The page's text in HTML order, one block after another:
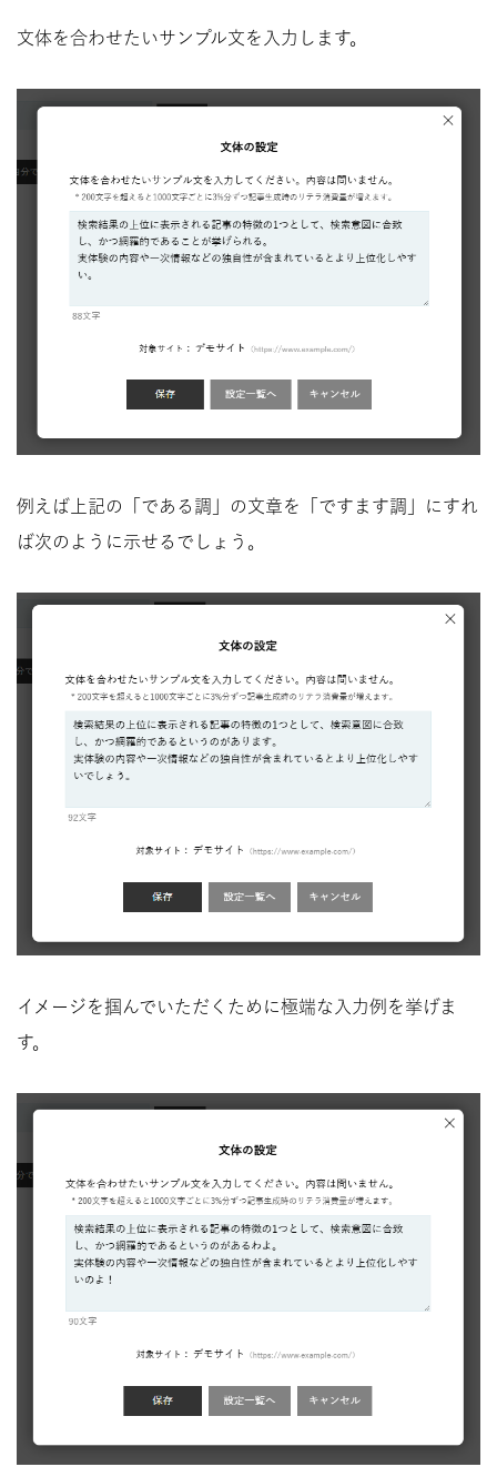
文体を合わせたいサンプル文を入力します。
例えば上記の「である調」の文章を「ですます調」にすれ
ば次のように示せるでしょう。
イメージを掴んでいただくために極端な入力例を挙げま
す。